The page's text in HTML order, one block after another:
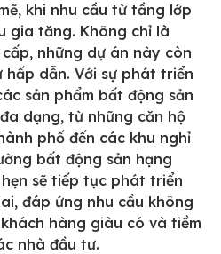
khi nhu cầu từ tầng lớp
gia tăng. Không chỉ là
những dự án này còn
dẫn. Với sự phát triển
sản phẩm bất động sản
dạng, từ những căn hộ
phố đến các khu nghỉ
bất động sản hạng
sẽ tiếp tục phát triển
đáp ứng nhu cầu không
hàng giàu có và tiềm
nhà đầu tư.